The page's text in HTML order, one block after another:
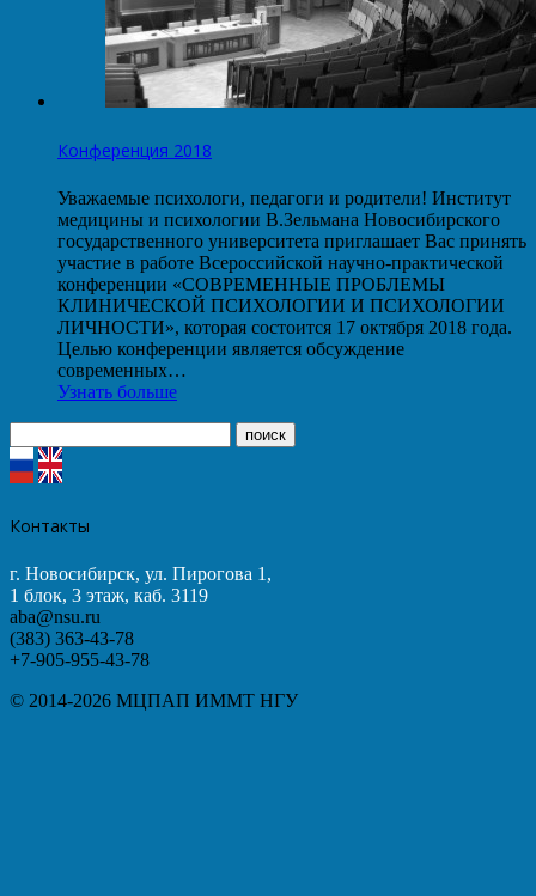
Конференция 2018
Уважаемые психологи, педагоги и родители! Институт
медицины и психологии В.Зельмана Новосибирского
государственного университета приглашает Вас принять
участие в работе Всероссийской научно-практической
конференции «СОВРЕМЕННЫЕ ПРОБЛЕМЫ
КЛИНИЧЕСКОЙ ПСИХОЛОГИИ И ПСИХОЛОГИИ
ЛИЧНОСТИ», которая состоится 17 октября 2018 года.
Целью конференции является обсуждение
современных…
Узнать больше
Контакты
г. Новосибирск, ул. Пирогова 1,
1 блок, 3 этаж, каб. 3119
aba@nsu.ru
(383) 363-43-78
+7-905-955-43-78
© 2014-2026 МЦПАП ИММТ НГУ